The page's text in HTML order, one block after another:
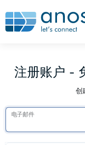
注册账户 -
创
电子邮件